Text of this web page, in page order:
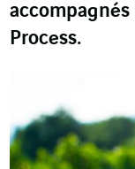
Process.